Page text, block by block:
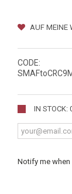
AUF MEINE
CODE:
IN STOCK:
Notify me when